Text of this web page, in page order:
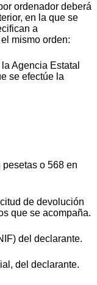
ordenador deberá
en la que se
a
mismo orden:
Agencia Estatal
se efectúe la
o 568 en
de devolución
que se acompaña.
del declarante.
del declarante.